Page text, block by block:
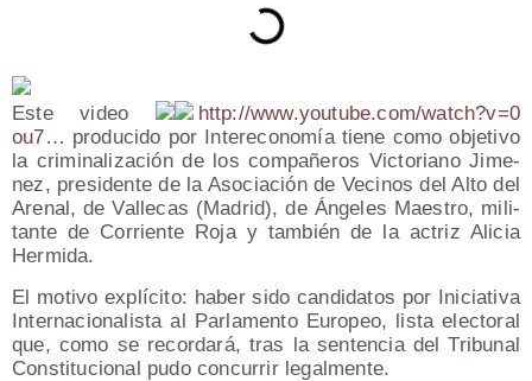
Este video
http://​www​.you​tu​be​.com/​w​a​t​c​h​?​v​=​0​
ou7… pro­du­ci­do por Inter­eco­no­mía tie­ne como obje­ti­vo
la cri­mi­na­li­za­ción de los com­pa­ñe­ros Vic­to­riano Jime­
nez, pre­si­den­te de la Aso­cia­ción de Veci­nos del Alto del
Are­nal, de Valle­cas (Madrid), de Ánge­les Maes­tro, mili­
tan­te de Corrien­te Roja y tam­bién de la actriz Ali­cia
Hermida.
El moti­vo explí­ci­to: haber sido can­di­da­tos por Ini­cia­ti­va
Inter­na­cio­na­lis­ta al Par­la­men­to Euro­peo, lis­ta elec­to­ral
que, como se recor­da­rá, tras la sen­ten­cia del Tri­bu­nal
Cons­ti­tu­cio­nal pudo con­cu­rrir legalmente.